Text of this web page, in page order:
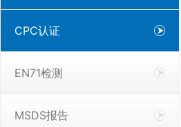
CPC认证
EN71检测
MSDS报告